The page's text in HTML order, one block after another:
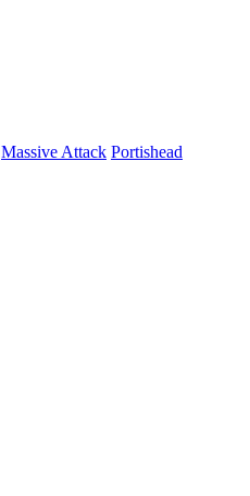
Massive Attack Portishead